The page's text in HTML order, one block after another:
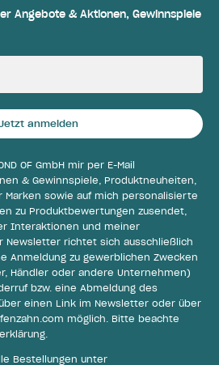
Angebote & Aktionen, Gewinnspiele
anmelden
OF GmbH mir per E-Mail
& Gewinnspiele, Produktneuheiten,
Marken sowie auf mich personalisierte
zu Produktbewertungen zusendet,
Interaktionen und meiner
Newsletter richtet sich ausschließlich
Anmeldung zu gewerblichen Zwecken
Händler oder andere Unternehmen)
bzw. eine Abmeldung des
einen Link im Newsletter oder über
möglich. Bitte beachte
.
Bestellungen unter